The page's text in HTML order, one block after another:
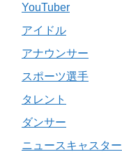
YouTuber
アイドル
アナウンサー
スポーツ選手
タレント
ダンサー
ニュースキャスター